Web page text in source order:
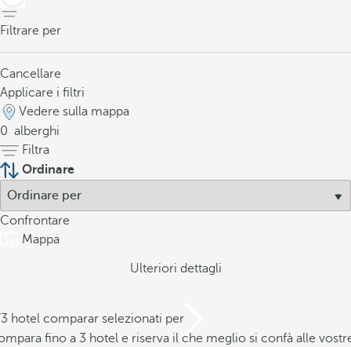
Filtrare per
Cancellare
Applicare i filtri
Vedere sulla mappa
0 alberghi
Filtra
Ordinare
Confrontare
Mappa
Ulteriori dettagli
hotel comparar selezionati per
fino a 3 hotel e riserva il che meglio si confà alle